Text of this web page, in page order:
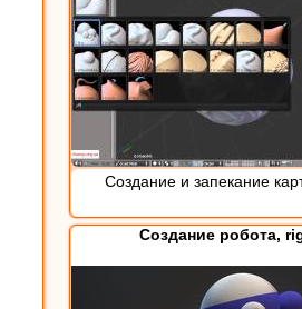
Создание и запекание
Создание робота,